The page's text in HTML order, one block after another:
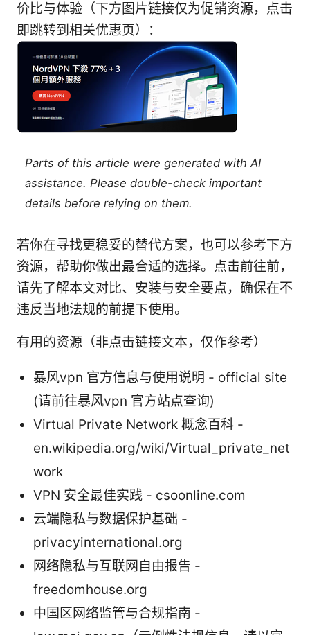
价比与体验（下方图片链接仅为促销资源，点击
即跳转到相关优惠页）：
Parts of this article were generated with AI
assistance. Please double-check important
details before relying on them.
若你在寻找更稳妥的替代方案，也可以参考下方
资源，帮助你做出最合适的选择。点击前往前，
请先了解本文对比、安装与安全要点，确保在不
违反当地法规的前提下使用。
有用的资源（非点击链接文本，仅作参考）
暴风vpn 官方信息与使用说明 - official site
(请前往暴风vpn 官方站点查询)
Virtual Private Network 概念百科 -
en.wikipedia.org/wiki/Virtual_private_net
work
VPN 安全最佳实践 - csoonline.com
云端隐私与数据保护基础 -
privacyinternational.org
网络隐私与互联网自由报告 -
freedomhouse.org
中国区网络监管与合规指南 -